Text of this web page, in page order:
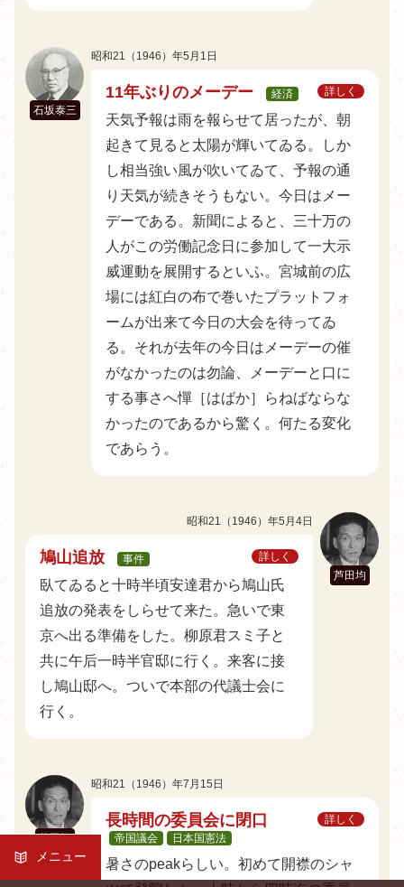
石坂泰三
昭和21（1946）年5月1日
11年ぶりのメーデー 経済 詳しく
天気予報は雨を報らせて居ったが、朝
起きて見ると太陽が輝いてゐる。しか
し相当強い風が吹いてゐて、予報の通
り天気が続きそうもない。今日はメー
デーである。新聞によると、三十万の
人がこの労働記念日に参加して一大示
威運動を展開するといふ。宮城前の広
場には紅白の布で巻いたプラットフォ
ームが出来て今日の大会を待ってゐ
る。それが去年の今日はメーデーの催
がなかったのは勿論、メーデーと口に
する事さへ憚［はばか］らねばならな
かったのであるから驚く。何たる変化
であらう。
芦田均
昭和21（1946）年5月4日
鳩山追放 事件 詳しく
臥てゐると十時半頃安達君から鳩山氏
追放の発表をしらせて来た。急いで東
京へ出る準備をした。柳原君スミ子と
共に午后一時半官邸に行く。来客に接
し鳩山邸へ。ついで本部の代議士会に
行く。
芦田均
昭和21（1946）年7月15日
長時間の委員会に閉口
帝国議会 日本国憲法
詳しく
暑さのpeakらしい。初めて開襟のシャ
メニュー